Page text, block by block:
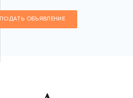
ПОДАТЬ ОБЪЯВЛЕНИЕ